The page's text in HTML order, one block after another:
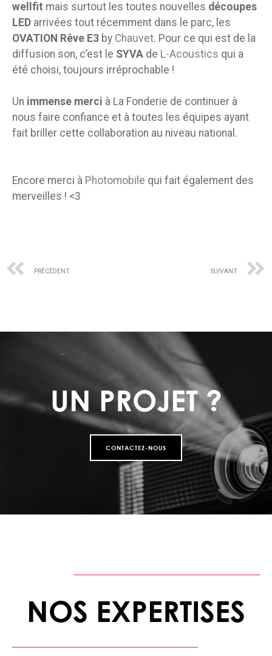
wellfit mais surtout les toutes nouvelles découpes
LED arrivées tout récemment dans le parc, les
OVATION Rêve E3 by Chauvet. Pour ce qui est de la
diffusion son, c’est le SYVA de L-Acoustics qui a
été choisi, toujours irréprochable !
Un immense merci à La Fonderie de continuer à
nous faire confiance et à toutes les équipes ayant
fait briller cette collaboration au niveau national.
Encore merci à Photomobile qui fait également des
merveilles ! <3
PRÉCÉDENT SUIVANT
UN PROJET ?
CONTACTEZ-NOUS
NOS EXPERTISES